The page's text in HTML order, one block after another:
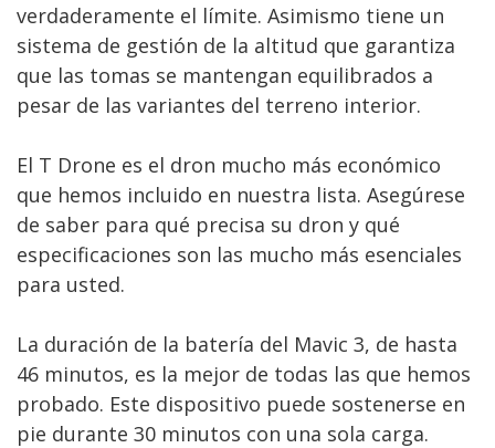
verdaderamente el límite. Asimismo tiene un
sistema de gestión de la altitud que garantiza
que las tomas se mantengan equilibrados a
pesar de las variantes del terreno interior.
El T Drone es el dron mucho más económico
que hemos incluido en nuestra lista. Asegúrese
de saber para qué precisa su dron y qué
especificaciones son las mucho más esenciales
para usted.
La duración de la batería del Mavic 3, de hasta
46 minutos, es la mejor de todas las que hemos
probado. Este dispositivo puede sostenerse en
pie durante 30 minutos con una sola carga.